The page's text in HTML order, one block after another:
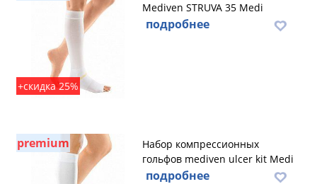
+скидка 25%
Mediven STRUVA 35 Medi
подробнее
premium
Набор компрессионных
гольфов mediven ulcer kit Medi
подробнее